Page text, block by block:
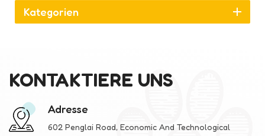
Kategorien
KONTAKTIERE UNS
Adresse
602 Penglai Road, Economic And Technological